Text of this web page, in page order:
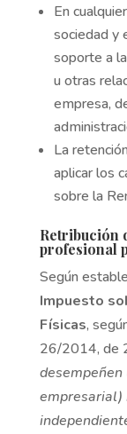
En
sociedad y
soporte a
u otras
empresa,
La
aplicar los
sobre la
Retribución
profesional
Según
Impuesto
Físicas,
26/2014, de
empresarial)